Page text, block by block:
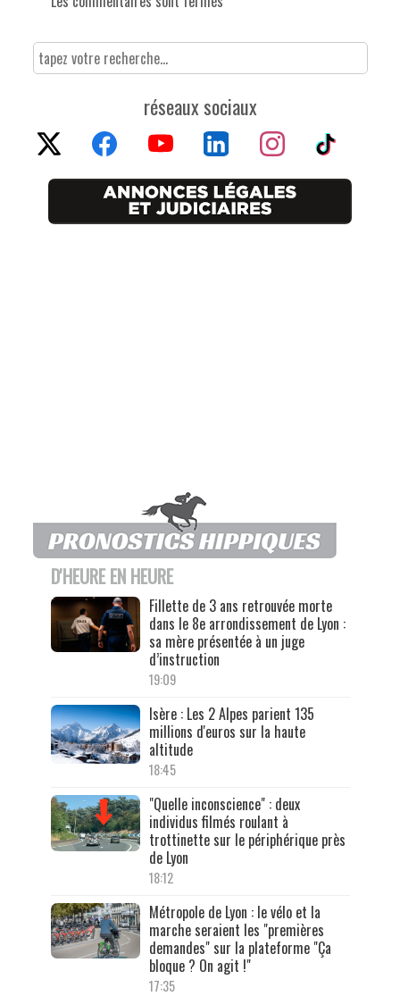
réseaux sociaux
D'HEURE EN HEURE
Fillette de 3 ans retrouvée morte
dans le 8e arrondissement de Lyon :
sa mère présentée à un juge
d’instruction
19:09
Isère : Les 2 Alpes parient 135
millions d'euros sur la haute
altitude
18:45
"Quelle inconscience" : deux
individus filmés roulant à
trottinette sur le périphérique près
de Lyon
18:12
Métropole de Lyon : le vélo et la
marche seraient les "premières
demandes" sur la plateforme "Ça
bloque ? On agit !"
17:35